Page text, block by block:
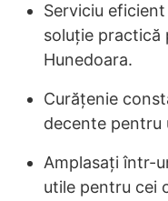
Serviciu
soluție practică
Hunedoara.
Curățenie
decente pentru
Amplasați într-
utile pentru cei